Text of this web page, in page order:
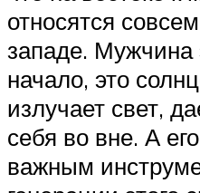
относятся
западе.
начало, это
излучает свет,
себя во вне. А
важным